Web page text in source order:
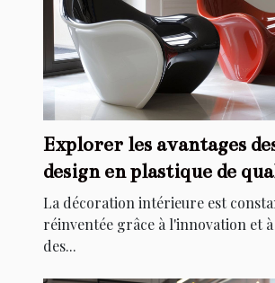
Explorer les avantages
design en plastique de
la décoration intérieure
La décoration intérieure est
réinventée grâce à l'innovation et
des...